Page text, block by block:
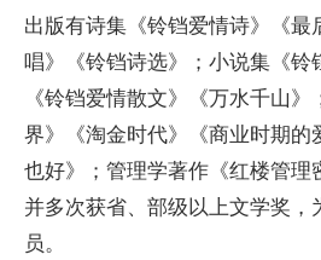
出版有诗集《铃铛爱情诗》《最
唱》《铃铛诗选》；小说集《铃
《铃铛爱情散文》《万水千山
界》《淘金时代》《商业时期的
也好》；管理学著作《红楼管理
并多次获省、部级以上文学奖，
员。